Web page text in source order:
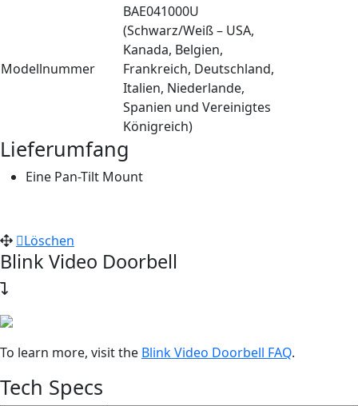
Modellnummer
BAE041000U
(Schwarz/Weiß – USA,
Kanada, Belgien,
Frankreich, Deutschland,
Italien, Niederlande,
Spanien und Vereinigtes
Königreich)
Lieferumfang
Eine Pan-Tilt Mount
Löschen
Blink Video Doorbell
To learn more, visit the Blink Video Doorbell FAQ‍.
Tech Specs